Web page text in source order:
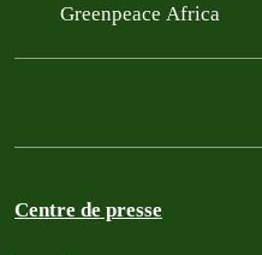
Greenpeace Africa
Centre de presse